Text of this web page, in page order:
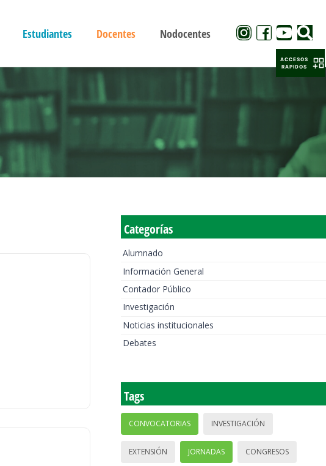
Estudiantes Docentes Nodocentes
Categorías
Alumnado
Información General
Contador Público
Investigación
Noticias institucionales
Debates
Tags
CONVOCATORIAS INVESTIGACIÓN
EXTENSIÓN JORNADAS CONGRESOS
ACCESOS
RAPIDOS